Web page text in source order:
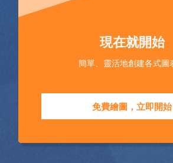
現在就開始
簡單、靈活地創建各式圖
免費繪圖，立即開始